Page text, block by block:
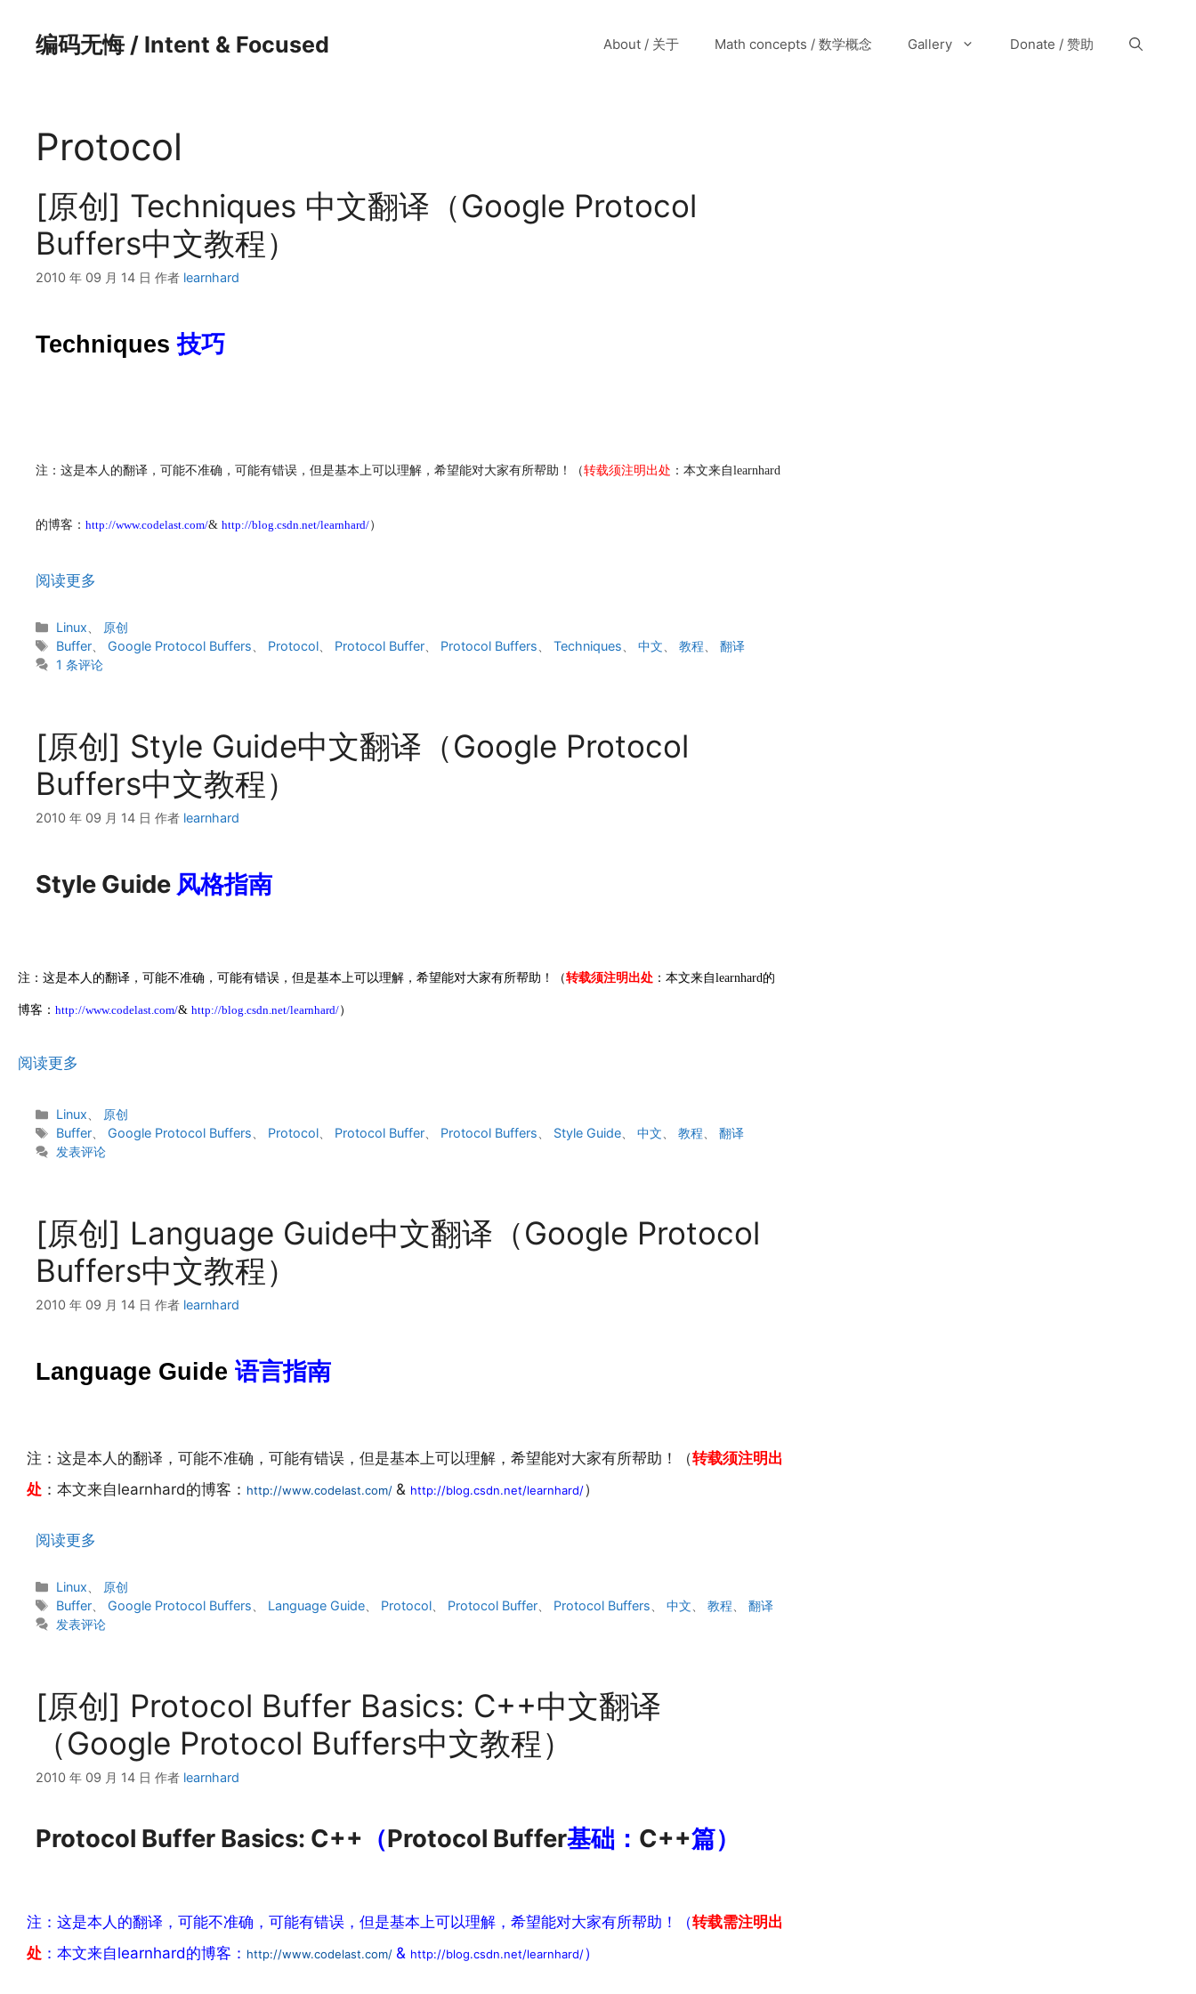
编码无悔 / Intent & Focused About / 关于 Math concepts / 数学概念 Gallery Donate / 赞助
Protocol
[原创] Techniques 中文翻译（Google Protocol
Buffers中文教程）
2010 年 09 月 14 日 作者 learnhard
Techniques技巧
注：这是本人的翻译，可能不准确，可能有错误，但是基本上可以理解，希望能对大家有所帮助！（转载须注明出处 ：本文来自learnhard
的博客： http://www.codelast.com/& http://blog.csdn.net/learnhard/）
阅读更多
分
类
Linux
原创
标
签
Buffer Google Protocol Buffers Protocol Protocol Buffer Protocol Buffers 、Techniques 、中文 、教程 、翻译
1 条评论
[原创] Style Guide中文翻译（Google Protocol
Buffers中文教程）
2010 年 09 月 14 日 作者 learnhard
Style Guide 风格指南
注：这是本人的翻译，可能不准确，可能有错误，但是基本上可以理解，希望能对大家有所帮助！（转载须注明出处 ：本文来自learnhard的
博客： http://www.codelast.com/& http://blog.csdn.net/learnhard/）
阅读更多
分
类
Linux
原创
标
签
Buffer Google Protocol Buffers Protocol Protocol Buffer Protocol Buffers Style Guide 、中文 、教程 、翻译
发表评论
[原创] Language Guide中文翻译（Google Protocol
Buffers中文教程）
2010 年 09 月 14 日 作者 learnhard
Language Guide 语言指南
注：这是本人的翻译，可能不准确，可能有错误，但是基本上可以理解，希望能对大家有所帮助！（转载须注明出
处 ：本文来自learnhard的博客： http://www.codelast.com/ & http://blog.csdn.net/learnhard/）
阅读更多
分
类
Linux
原创
标
签
Buffer Google Protocol Buffers Language Guide Protocol Protocol Buffer Protocol Buffers 、中文 、教程 、翻译
发表评论
[原创] Protocol Buffer Basics: C++中文翻译
（Google Protocol Buffers中文教程）
2010 年 09 月 14 日 作者 learnhard
Protocol Buffer Basics: C++ （Protocol Buffer基础： C++篇）
注：这是本人的翻译，可能不准确，可能有错误，但是基本上可以理解，希望能对大家有所帮助！（转载需注明出
处 ：本文来自learnhard的博客： http://www.codelast.com/ & http://blog.csdn.net/learnhard/）